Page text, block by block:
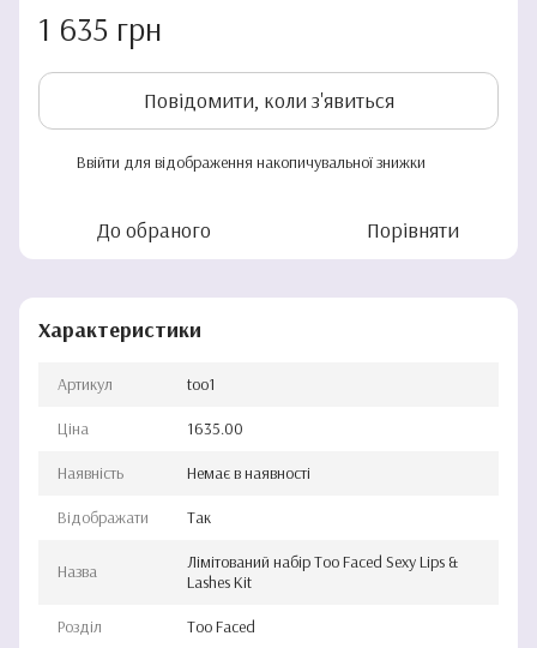
1 635 грн
Повідомити, коли з'явиться
Ввійти для відображення накопичувальної знижки
До обраного Порівняти
Характеристики
Артикул too1
Ціна 1635.00
Наявність Немає в наявності
Відображати Так
Назва
Лімітований набір Too Faced Sexy Lips &
Lashes Kit
Розділ Too Faced